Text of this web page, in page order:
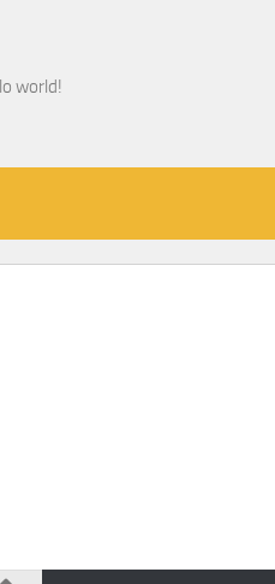
world!